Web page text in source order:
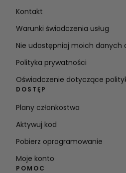
Kontakt
Warunki świadczenia usług
Nie udostępniaj moich danych
Polityka prywatności
Oświadczenie dotyczące
DOSTĘP
Plany członkostwa
Aktywuj kod
Pobierz oprogramowanie
Moje konto
POMOC